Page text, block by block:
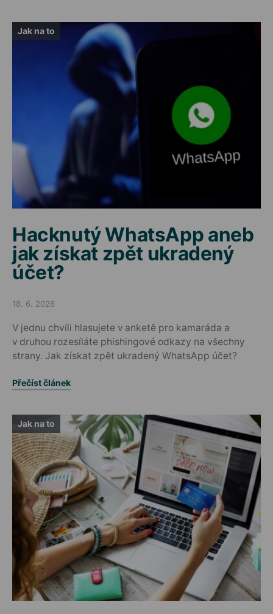
Jak na to
Hacknutý WhatsApp aneb
jak získat zpět ukradený
účet?
Posted on
18. 6. 2026
V jednu chvíli hlasujete v anketě pro kamaráda a
v druhou rozesíláte phishingové odkazy na všechny
strany. Jak získat zpět ukradený WhatsApp účet?
Přečíst článek
Jak na to